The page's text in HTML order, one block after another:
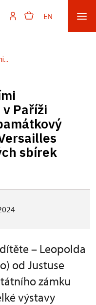
EN
Paříži
sbírek
– Leopolda
od Justuse
zámku
výstavy